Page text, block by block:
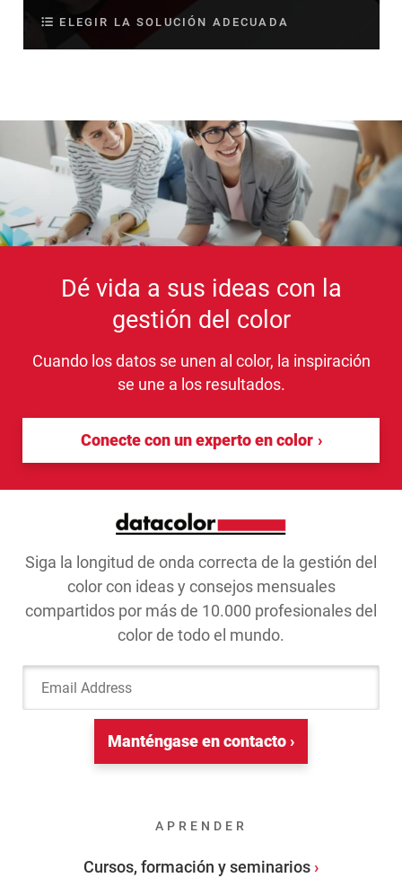
ELEGIR LA SOLUCIÓN ADECUADA
Dé vida a sus ideas con la
gestión del color
Cuando los datos se unen al color, la inspiración
se une a los resultados.
Conecte con un experto en color
Siga la longitud de onda correcta de la gestión del
color con ideas y consejos mensuales
compartidos por más de 10.000 profesionales del
color de todo el mundo.
Email Address
Manténgase en contacto ›
APRENDER
Cursos, formación y seminarios